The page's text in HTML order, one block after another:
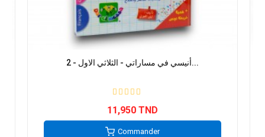
أنيسي في مساراتي - الثلاثي الاول - 2...
11,950 TND
Commander